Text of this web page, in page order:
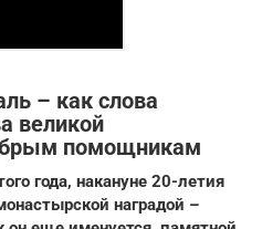
– как слова
великой
помощникам
года, накануне 20-летия
наградой –